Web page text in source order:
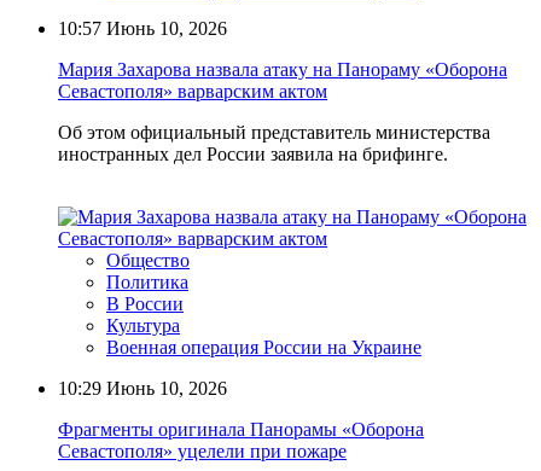
10:57 Июнь 10, 2026
Мария Захарова назвала атаку на Панораму «Оборона
Севастополя» варварским актом
Об этом официальный представитель министерства
иностранных дел России заявила на брифинге.
Общество
Политика
В России
Культура
Военная операция России на Украине
10:29 Июнь 10, 2026
Фрагменты оригинала Панорамы «Оборона
Севастополя» уцелели при пожаре